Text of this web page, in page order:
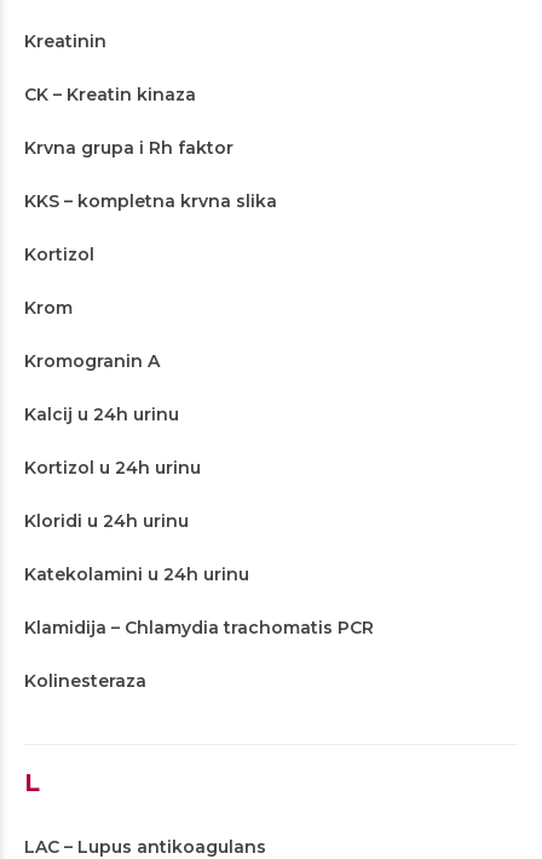
Kreatinin
CK – Kreatin kinaza
Krvna grupa i Rh faktor
KKS – kompletna krvna slika
Kortizol
Krom
Kromogranin A
Kalcij u 24h urinu
Kortizol u 24h urinu
Kloridi u 24h urinu
Katekolamini u 24h urinu
Klamidija – Chlamydia trachomatis PCR
Kolinesteraza
L
LAC – Lupus antikoagulans